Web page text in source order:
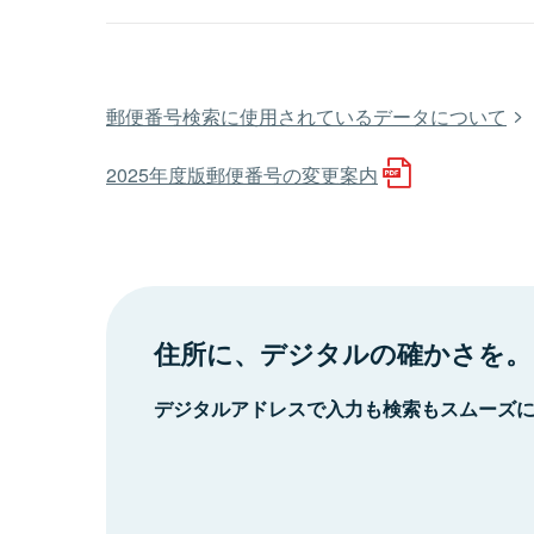
郵便番号検索に使用されているデータについて
2025年度版郵便番号の変更案内
住所に、デジタルの確かさを。
デジタルアドレスで入力も検索もスムーズ